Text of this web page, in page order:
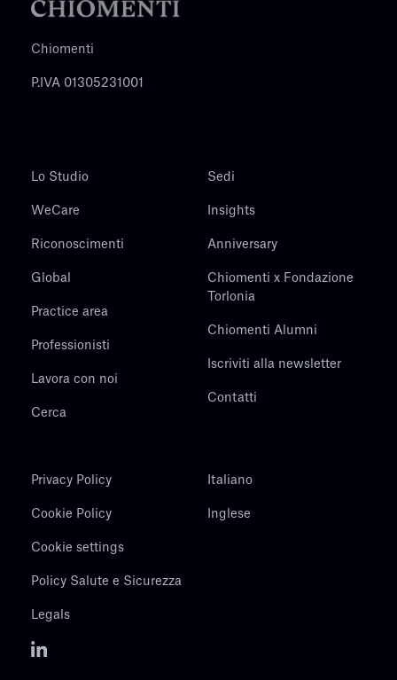
Chiomenti
P.IVA 01305231001
Lo Studio
WeCare
Riconoscimenti
Global
Practice area
Professionisti
Lavora con noi
Cerca
Sedi
Insights
Anniversary
Chiomenti x Fondazione
Torlonia
Chiomenti Alumni
Iscriviti alla newsletter
Contatti
Privacy Policy
Cookie Policy
Cookie settings
Policy Salute e Sicurezza
Legals
Italiano
Inglese